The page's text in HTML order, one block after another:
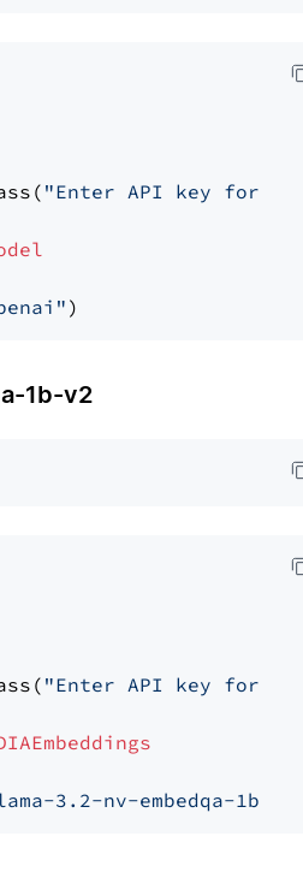
"Enter API key for
1b-v2
"Enter API key for
3.2-nv-embedqa-1b-v2"